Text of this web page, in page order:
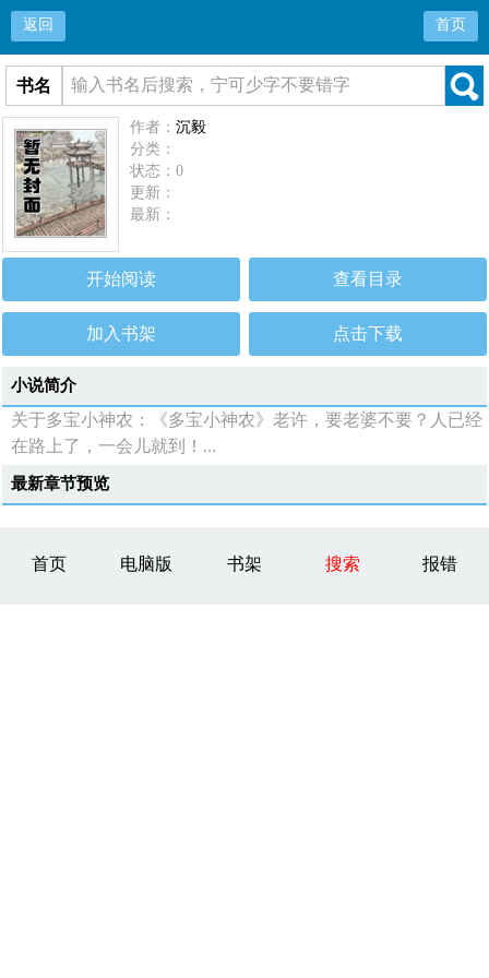
返回 首页
书名
作者：沉毅
分类：
状态：0
更新：
最新：
开始阅读 查看目录
加入书架 点击下载
小说简介
关于多宝小神农：《多宝小神农》老许，要老婆不要？人已经
在路上了，一会儿就到！...
最新章节预览
首页 电脑版 书架 搜索 报错